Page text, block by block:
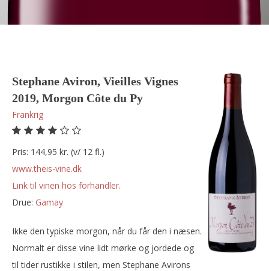
Stephane Aviron, Vieilles Vignes
2019, Morgon Côte du Py
Frankrig
Pris: 144,95 kr. (v/ 12 fl.)
www.theis-vine.dk
Link til vinen hos forhandler.
Drue:
gamay
Ikke den typiske morgon, når du får den i næsen.
Normalt er disse vine lidt mørke og jordede og
til tider rustikke i stilen, men Stephane Avirons